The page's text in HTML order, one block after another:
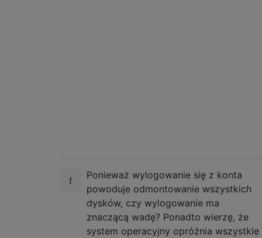
Ponieważ wylogowanie się z konta
powoduje odmontowanie wszystkich
dysków, czy wylogowanie ma
znaczącą wadę? Ponadto wierzę, że
system operacyjny opróżnia wszystkie